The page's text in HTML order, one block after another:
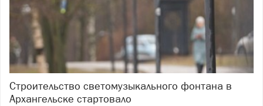
Строительство светомузыкального фонтана в
Архангельске стартовало